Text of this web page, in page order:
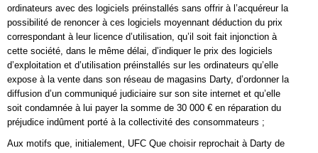
ordinateurs avec des logiciels préinstallés sans offrir à l’acquéreur la
possibilité de renoncer à ces logiciels moyennant déduction du prix
correspondant à leur licence d’utilisation, qu’il soit fait injonction à
cette société, dans le même délai, d’indiquer le prix des logiciels
d’exploitation et d’utilisation préinstallés sur les ordinateurs qu’elle
expose à la vente dans son réseau de magasins Darty, d’ordonner la
diffusion d’un communiqué judiciaire sur son site internet et qu’elle
soit condamnée à lui payer la somme de 30 000 € en réparation du
préjudice indûment porté à la collectivité des consommateurs ;
Aux motifs que, initialement, UFC Que choisir reprochait à Darty de